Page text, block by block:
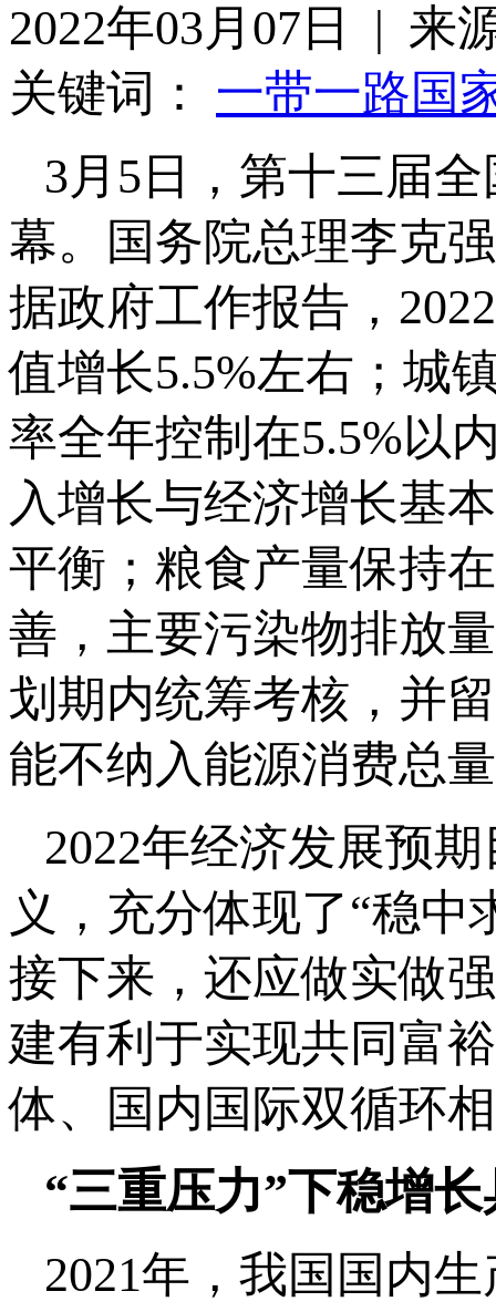
2022年03月07日 | 来
关键词： 一带一路 国
3月5日，第十三届
幕。国务院总理李克
据政府工作报告，
值增长5.5%左右；城
率全年控制在5.5%以
入增长与经济增长基
平衡；粮食产量保持
善，主要污染物排放
划期内统筹考核，并
能不纳入能源消费总
2022年经济发展预
义，充分体现了“稳
接下来，还应做实做
建有利于实现共同富
体、国内国际双循环
“三重压力”下稳增
2021年，我国国内